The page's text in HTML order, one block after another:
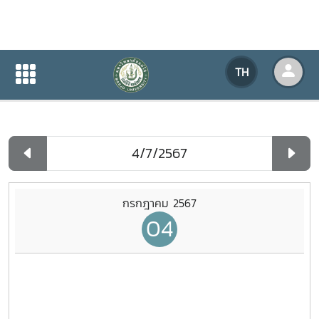
TH
ปฏิทินกิจกรรมของหน่วยงาน
ปฏิทินกิจกรรมของหน่วยงาน
กรกฎาคม 2567
04